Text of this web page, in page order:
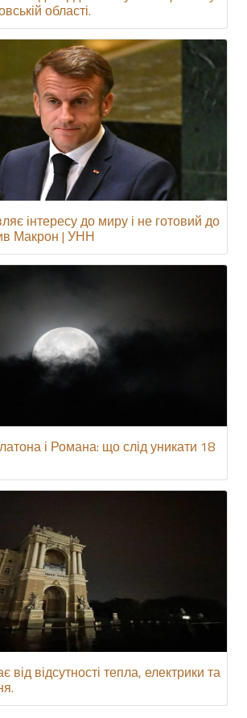
області.
інтересу до миру і не готовий до
Макрон | УНН
і Романа: що слід уникати 18
від відсутності тепла, електрики та